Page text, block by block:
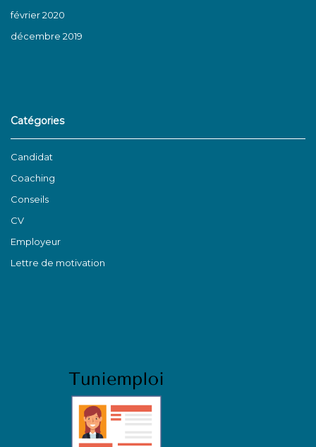
février 2020
décembre 2019
Catégories
Candidat
Coaching
Conseils
CV
Employeur
Lettre de motivation